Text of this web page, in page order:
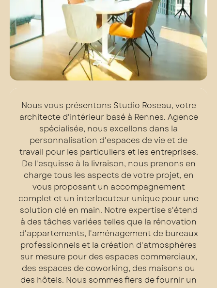
Nous vous présentons Studio Roseau, votre
architecte d'intérieur basé à Rennes. Agence
spécialisée, nous excellons dans la
personnalisation d'espaces de vie et de
travail pour les particuliers et les entreprises.
De l'esquisse à la livraison, nous prenons en
charge tous les aspects de votre projet, en
vous proposant un accompagnement
complet et un interlocuteur unique pour une
solution clé en main. Notre expertise s'étend
à des tâches variées telles que la rénovation
d'appartements, l'aménagement de bureaux
professionnels et la création d'atmosphères
sur mesure pour des espaces commerciaux,
des espaces de coworking, des maisons ou
des hôtels. Nous sommes fiers de fournir un